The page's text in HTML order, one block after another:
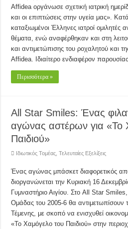
Affidea οργάνωσε σχετική ιατρική
και οι επιπτώσεις στην υγεία μας».
καταξιωμένοι Έλληνες ιατροί ομιλητές
θέματα, ενώ αναφέρθηκαν και στη
και αντιμετώπισης του ροχαλητού και
Affidea. Ιδιαίτερο ενδιαφέρον
Περισσότερα »
All Star Smiles: Ένας
αγώνας αστέρων για «Το
Παιδιού»
Ιδιωτικός Τομέας ,Τελευταίες Εξελίξεις
Ένας αγώνας μπάσκετ διαφορετικός
διοργανώνεται την Κυριακή 16
Γυμναστήριο Αιγίου. Στο All Star
Ομάδας του 2005-6 θα αντιμετωπίσουν
Τέμενης, με σκοπό να ενισχυθεί
«Το Χαμόγελο του Παιδιού» στην